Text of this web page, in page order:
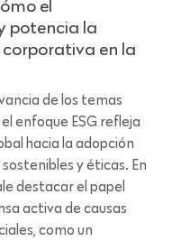
el
potencia la
en la
de los temas
enfoque ESG refleja
hacia la adopción
y éticas. En
destacar el papel
activa de causas
como un